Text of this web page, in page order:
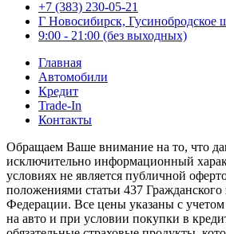
+7 (383) 230-05-21
Г Новосибирск, Гусинобродское
9:00 - 21:00 (без выходных)
Главная
Автомобили
Кредит
Trade-In
Контакты
Обращаем Ваше внимание на то, что
исключительно информационный
условиях не является публичной
положениями статьи 437 Гражданского
Федерации. Все цены указаны с
на авто и при условии покупки в